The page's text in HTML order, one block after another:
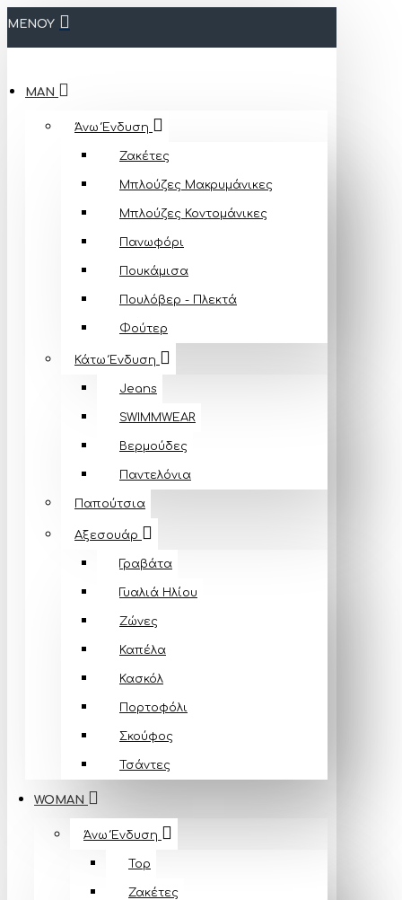
ΜΕΝΟΥ
MAN
Άνω Ένδυση
Ζακέτες
Μπλούζες Mακρυμάνικες
Μπλούζες Κοντομάνικες
Πανωφόρι
Πουκάμισα
Πουλόβερ - Πλεκτά
Φούτερ
Κάτω Ένδυση
Jeans
SWIMMWEAR
Βερμούδες
Παντελόνια
Παπούτσια
Αξεσουάρ
Γραβάτα
Γυαλιά Ηλίου
Ζώνες
Καπέλα
Κασκόλ
Πορτοφόλι
Σκούφος
Τσάντες
WOMAN
Άνω Ένδυση
Top
Ζακέτες